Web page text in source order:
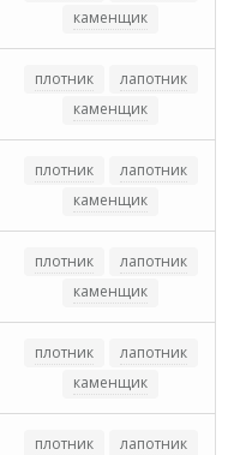
каменщик
плотник
лапотник
каменщик
плотник
лапотник
каменщик
плотник
лапотник
каменщик
плотник
лапотник
каменщик
плотник
лапотник